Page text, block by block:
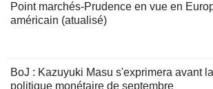
Point marchés-Prudence en vue en
américain (atualisé)
BoJ : Kazuyuki Masu s'exprimera avant
politique monétaire de septembre